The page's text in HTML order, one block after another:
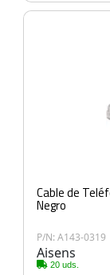
Cable de
Negro
P/N: A143-0319
Aisens
20 uds.